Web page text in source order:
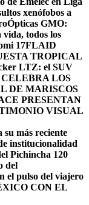
xenófobos a
Ópticas GMO:
vida, todos los
17FLAID
TROPICAL
LTZ: el SUV
LOS
DE MARISCOS
PRESENTAN
VISUAL
más reciente
institucionalidad
Pichincha 120
del
el pulso del viajero
CON EL